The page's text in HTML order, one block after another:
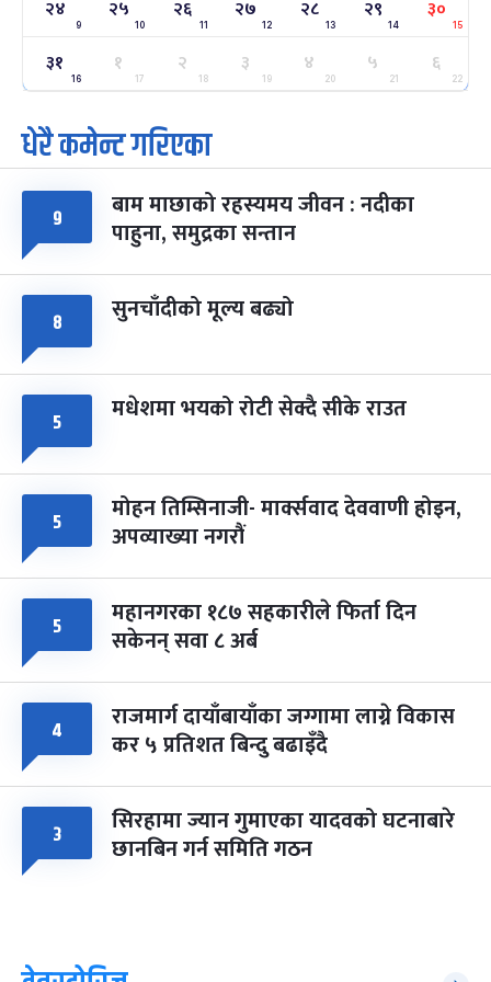
२५
मंगल
ग्याल्पो ल्होसार
फाल्गुन २५, २०८३ Mar 9, 2027
७ महिना बाँकी
७
आइत
पूर्णिमा व्रत
चैत्र ७, २०८३-Mar 21, 2027
८ फागुपूर्णिमा
चैत्र ८, २०८३-Mar 22, 2027
७ महिना बाँकी
२४
9
२५
10
२६
11
२७
12
२८
13
२९
14
३०
15
३१
16
१
17
२
18
३
19
४
20
५
21
६
22
धेरै कमेन्ट गरिएका
९ बाम माछाको रहस्यमय जीवन : नदीका
पाहुना, समुद्रका सन्तान
८ सुनचाँदीको मूल्य बढ्यो
५ मधेशमा भयको रोटी सेक्दै सीके राउत
५ मोहन तिम्सिनाजी- मार्क्सवाद देववाणी होइन,
अपव्याख्या नगरौं
५ महानगरका १८७ सहकारीले फिर्ता दिन
सकेनन् सवा ८ अर्ब
४ राजमार्ग दायाँबायाँका जग्गामा लाग्ने विकास
कर ५ प्रतिशत बिन्दु बढाइँदै
३ सिरहामा ज्यान गुमाएका यादवको घटनाबारे
छानबिन गर्न समिति गठन